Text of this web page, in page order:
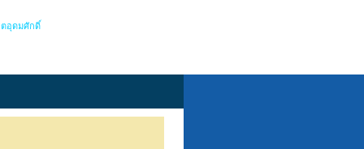
ตอุดมศักดิ์